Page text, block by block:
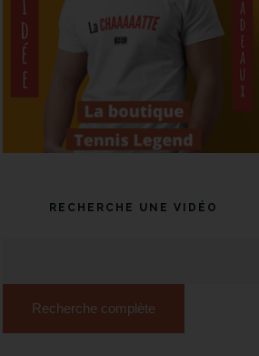
RECHERCHE UNE VIDÉO
Recherche complète